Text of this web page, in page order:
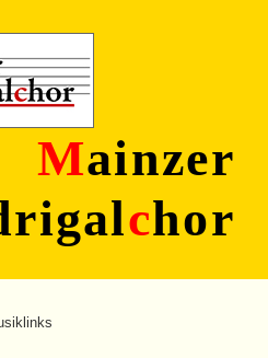
Mainzer
chor